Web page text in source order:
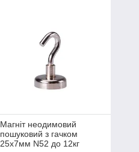
Магніт неодимовий
пошуковий з гачком
25x7мм N52 до 12кг